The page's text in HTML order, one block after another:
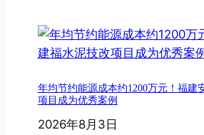
年均节约能源成本约1200万元！福建
项目成为优秀案例
2026年8月3日